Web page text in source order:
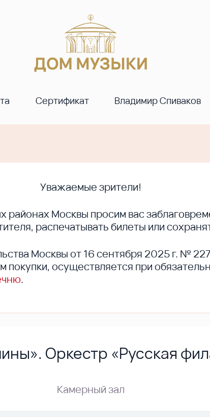
Сертификат Владимир Спиваков
Уважаемые зрители!
районах Москвы просим вас
распечатывать билеты или
Москвы от 16 сентября 2025 г. №
осуществляется при
.
Оркестр «Русская
Камерный зал